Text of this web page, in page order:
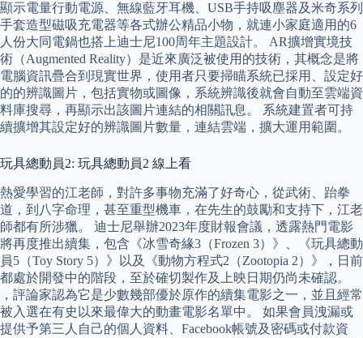
顯示電量行動電源、無線藍牙耳機、USB手持吸塵器及米奇系列
手套造型磁吸充電器等各式辦公精品小物，就連小家庭適用的6
人份大同電鍋也搭上迪士尼100周年主題設計。 AR擴增實境技
術（Augmented Reality）是近來廣泛被使用的技術，其概念是將
電腦資訊疊合到現實世界，使用者只要掃瞄系統已採用、設定好
的的辨識圖片，包括實物或圖像，系統辨識後就會自動至雲端資
料庫搜尋，再顯示出該圖片連結的相關訊息。 系統建置者可持
續擴增其設定好的辨識圖片數量，連結雲端，擴大運用範圍。
玩具總動員2: 玩具總動員2 線上看
熱愛學習的江老師，對許多事物充滿了好奇心，從武術、跆拳
道，到八字命理，甚至重型機車，在先生的鼓勵和支持下，江老
師都有所涉獵。 迪士尼舉辦2023年度財報會議，透露熱門電影
將再度推出續集，包含《冰雪奇緣3（Frozen 3）》、《玩具總動
員5（Toy Story 5）》以及《動物方程式2（Zootopia 2）》，日前
都處於開發中的階段，至於確切製作及上映日期仍尚未確認。
，評論家認為它是少數幾部優於原作的續集電影之一，並且經常
被入選在有史以來最偉大的動畫電影名單中。 如果會員洩漏或
提供予第三人自己的個人資料、Facebook帳號及密碼或付款資